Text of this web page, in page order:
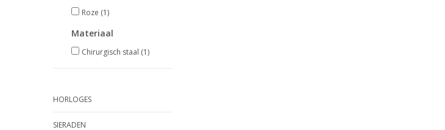
Roze (1)
Materiaal
Chirurgisch staal (1)
HORLOGES
SIERADEN